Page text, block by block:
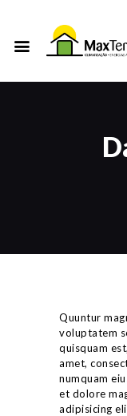
A
Quuntur
voluptatem
quisquam
amet,
numquam
et dolore
adipisicing